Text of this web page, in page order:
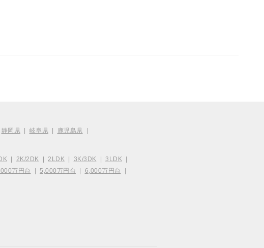
静岡県 岐阜県 鹿児島県
2K/2DK 2LDK 3K/3DK 3LDK
万円台 5,000万円台 6,000万円台